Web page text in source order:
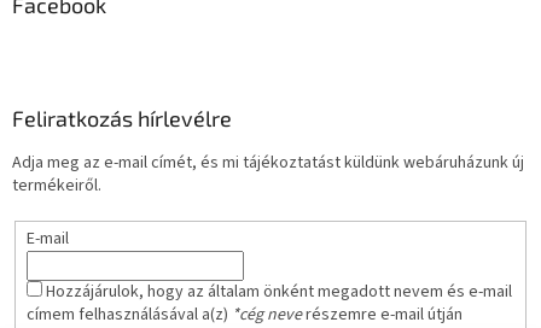
Feliratkozás hírlevélre
Adja meg az e-mail címét, és mi tájékoztatást küldünk webáruházunk új
termékeiről.
E-mail
Hozzájárulok, hogy az általam önként megadott nevem és e-mail
címem felhasználásával a(z) *cég neverészemre e-mail útján